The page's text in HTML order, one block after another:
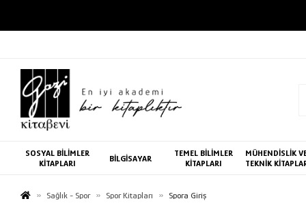
SOSYAL BİLİMLER
KİTAPLARI
BİLGİSAYAR
TEMEL BİLİMLER
KİTAPLARI
MÜHENDİSLİK
TEKNİK
Sağlık - Spor Spor Kitapları Spora Giriş